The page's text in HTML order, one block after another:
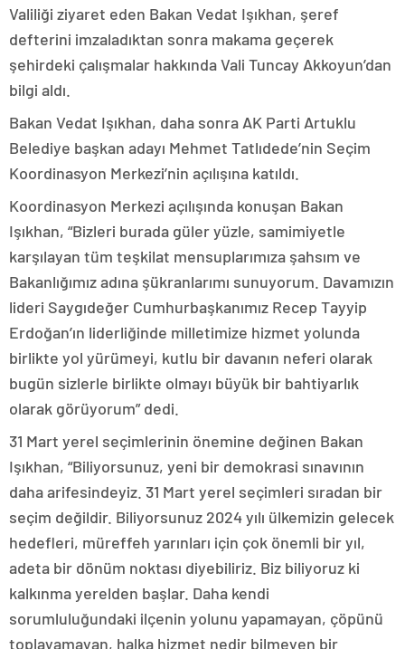
Valiliği ziyaret eden Bakan Vedat Işıkhan, şeref
defterini imzaladıktan sonra makama geçerek
şehirdeki çalışmalar hakkında Vali Tuncay Akkoyun’dan
bilgi aldı.
Bakan Vedat Işıkhan, daha sonra AK Parti Artuklu
Belediye başkan adayı Mehmet Tatlıdede’nin Seçim
Koordinasyon Merkezi’nin açılışına katıldı.
Koordinasyon Merkezi açılışında konuşan Bakan
Işıkhan, “Bizleri burada güler yüzle, samimiyetle
karşılayan tüm teşkilat mensuplarımıza şahsım ve
Bakanlığımız adına şükranlarımı sunuyorum. Davamızın
lideri Saygıdeğer Cumhurbaşkanımız Recep Tayyip
Erdoğan’ın liderliğinde milletimize hizmet yolunda
birlikte yol yürümeyi, kutlu bir davanın neferi olarak
bugün sizlerle birlikte olmayı büyük bir bahtiyarlık
olarak görüyorum” dedi.
31 Mart yerel seçimlerinin önemine değinen Bakan
Işıkhan, “Biliyorsunuz, yeni bir demokrasi sınavının
daha arifesindeyiz. 31 Mart yerel seçimleri sıradan bir
seçim değildir. Biliyorsunuz 2024 yılı ülkemizin gelecek
hedefleri, müreffeh yarınları için çok önemli bir yıl,
adeta bir dönüm noktası diyebiliriz. Biz biliyoruz ki
kalkınma yerelden başlar. Daha kendi
sorumluluğundaki ilçenin yolunu yapamayan, çöpünü
toplayamayan, halka hizmet nedir bilmeyen bir